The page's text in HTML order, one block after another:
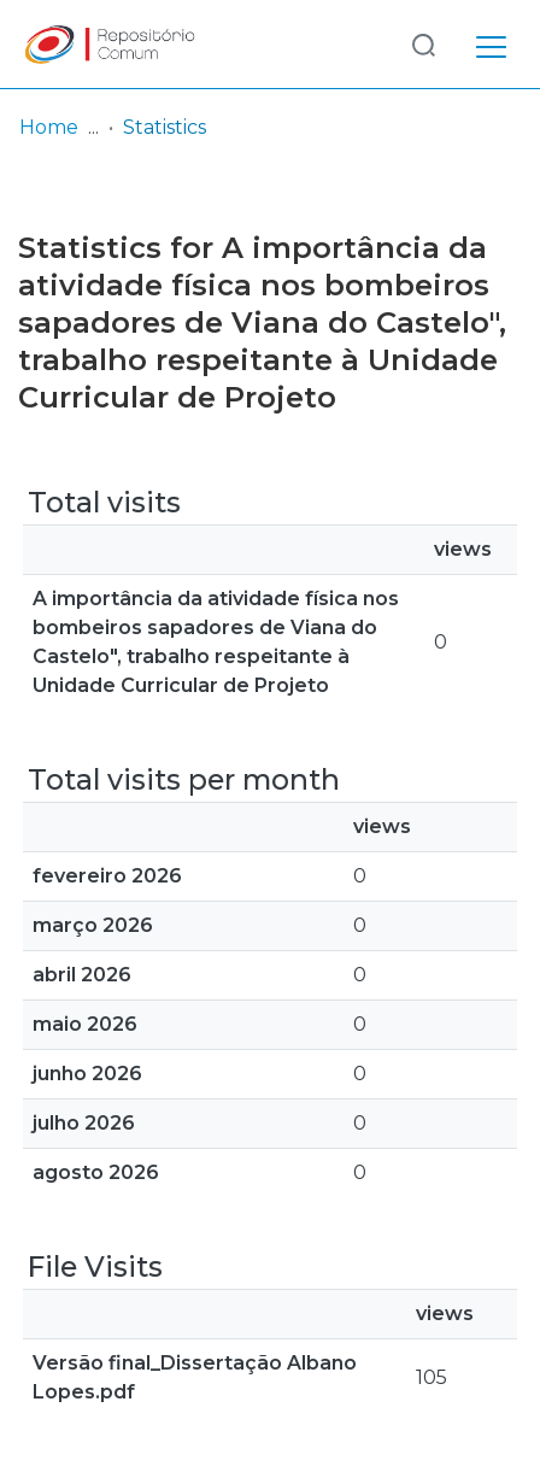
Browse repository
Entities
Log
In
(current)
Home Statistics
Statistics for A importância da
atividade física nos bombeiros
sapadores de Viana do Castelo",
trabalho respeitante à Unidade
Curricular de Projeto
Total visits
views
A importância da atividade física nos
bombeiros sapadores de Viana do
Castelo", trabalho respeitante à
Unidade Curricular de Projeto
0
Total visits per month
views
fevereiro 2026 0
março 2026 0
abril 2026 0
maio 2026 0
junho 2026 0
julho 2026 0
agosto 2026 0
File Visits
views
Versão final_Dissertação Albano
Lopes.pdf
105